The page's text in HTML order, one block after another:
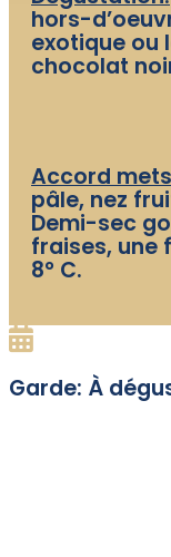
hors-
exotique ou
chocolat
Accord
pâle, nez
Demi-sec
fraises, une
8° C.
Garde: À